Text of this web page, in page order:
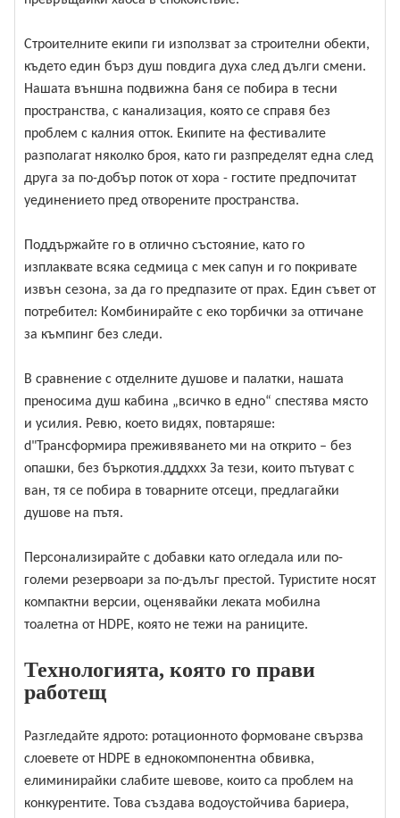
Строителните екипи ги използват за строителни обекти,
където един бърз душ повдига духа след дълги смени.
Нашата външна подвижна баня се побира в тесни
пространства, с канализация, която се справя без
проблем с калния отток. Екипите на фестивалите
разполагат няколко броя, като ги разпределят една след
друга за по-добър поток от хора - гостите предпочитат
уединението пред отворените пространства.
Поддържайте го в отлично състояние, като го
изплаквате всяка седмица с мек сапун и го покривате
извън сезона, за да го предпазите от прах. Един съвет от
потребител: Комбинирайте с еко торбички за оттичане
за къмпинг без следи.
В сравнение с отделните душове и палатки, нашата
преносима душ кабина „всичко в едно“ спестява място
и усилия. Ревю, което видях, повтаряше:
d"Трансформира преживяването ми на открито – без
опашки, без бъркотия.дддххх За тези, които пътуват с
ван, тя се побира в товарните отсеци, предлагайки
душове на пътя.
Персонализирайте с добавки като огледала или по-
големи резервоари за по-дълъг престой. Туристите носят
компактни версии, оценявайки леката мобилна
тоалетна от HDPE, която не тежи на раниците.
Технологията, която го прави
работещ
Разгледайте ядрото: ротационното формоване свързва
слоевете от HDPE в еднокомпонентна обвивка,
елиминирайки слабите шевове, които са проблем на
конкурентите. Това създава водоустойчива бариера,